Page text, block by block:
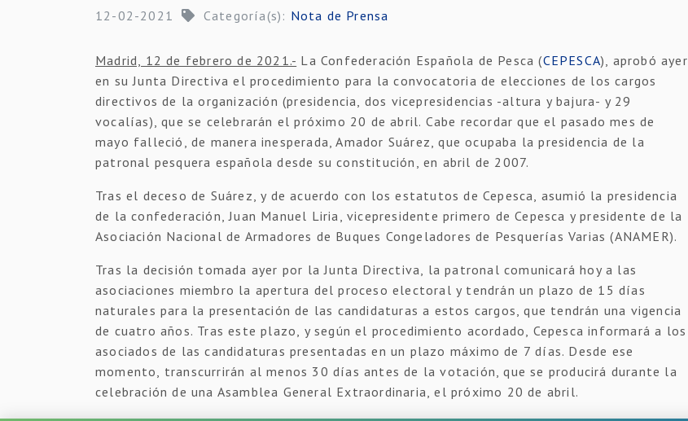
12-02-2021 Categoría(s): Nota de Prensa
Madrid, 12 de febrero de 2021.- La Confederación Española de Pesca (CEPESCA), aprobó ayer
en su Junta Directiva el procedimiento para la convocatoria de elecciones de los cargos
directivos de la organización (presidencia, dos vicepresidencias -altura y bajura- y 29
vocalías), que se celebrarán el próximo 20 de abril. Cabe recordar que el pasado mes de
mayo falleció, de manera inesperada, Amador Suárez, que ocupaba la presidencia de la
patronal pesquera española desde su constitución, en abril de 2007.
Tras el deceso de Suárez, y de acuerdo con los estatutos de Cepesca, asumió la presidencia
de la confederación, Juan Manuel Liria, vicepresidente primero de Cepesca y presidente de la
Asociación Nacional de Armadores de Buques Congeladores de Pesquerías Varias (ANAMER).
Tras la decisión tomada ayer por la Junta Directiva, la patronal comunicará hoy a las
asociaciones miembro la apertura del proceso electoral y tendrán un plazo de 15 días
naturales para la presentación de las candidaturas a estos cargos, que tendrán una vigencia
de cuatro años. Tras este plazo, y según el procedimiento acordado, Cepesca informará a los
asociados de las candidaturas presentadas en un plazo máximo de 7 días. Desde ese
momento, transcurrirán al menos 30 días antes de la votación, que se producirá durante la
celebración de una Asamblea General Extraordinaria, el próximo 20 de abril.